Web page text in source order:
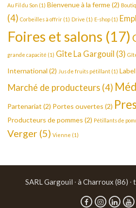
Au Fil du Son (1) Bienvenue à la ferme(2)
(4) Corbeilles à offrir (1) Drive (1) E-shop (1)
Foires et salons (17)
grande capacité (1) Gîte La Gargouil (3)
International (2) Jus de fruits pétillant (1) Label
Marché de producteurs (4)
Partenariat(2) Portes ouvertes (2)
Producteurs de pommes (2) Pétillants de
Verger (5) Vienne (1)
SARL Gargouil ∙ à Charroux (86)